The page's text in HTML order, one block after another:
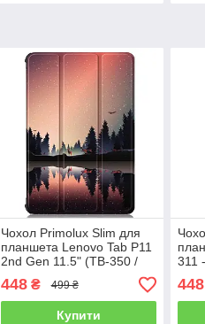
Чохол Primolux Slim для
планшета Lenovo Tab P11
2nd Gen 11.5" (TB-350 /
TB-355) - Nature
448₴ 499 ₴
Купити
311
448